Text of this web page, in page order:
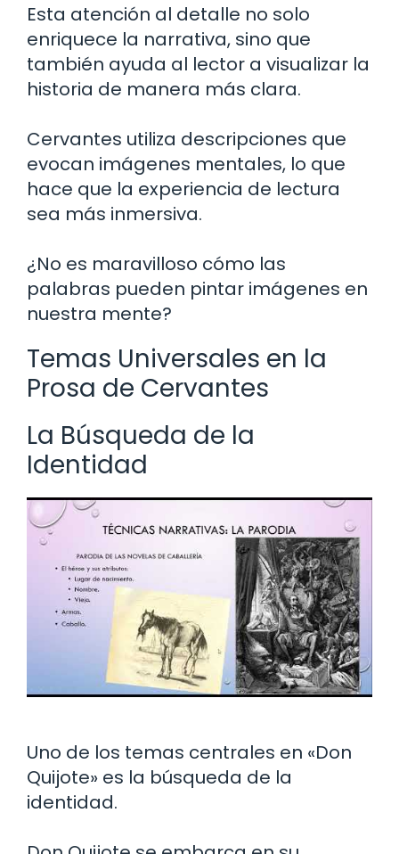
Esta atención al detalle no solo
enriquece la narrativa, sino que
también ayuda al lector a visualizar la
historia de manera más clara.
Cervantes utiliza descripciones que
evocan imágenes mentales, lo que
hace que la experiencia de lectura
sea más inmersiva.
¿No es maravilloso cómo las
palabras pueden pintar imágenes en
nuestra mente?
Temas Universales en la
Prosa de Cervantes
La Búsqueda de la
Identidad
Uno de los temas centrales en «Don
Quijote» es la búsqueda de la
identidad.